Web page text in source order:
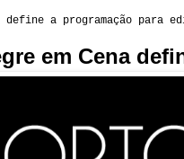
define a programação para
em Cena